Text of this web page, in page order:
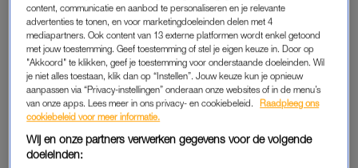
Centrum voor Weersverwachtingen op Middellange Termijn
(ECMWF) krijgt het land volgende week te maken met een
forse sneeuwstoring. Met name het noorden van het land
maakt daar kans op, in het zuiden zou het gaan om enkele
centimeters.
Of het ook daadwerkelijk gaat gebeuren, moeten we nog wel
even afwachten.Weersmodellenzijn niet altijd even
nauwkeurig, met name als de voorspelde datum verder in de
content, communicatie en aanbod te personaliseren en je relevante
advertenties te tonen, en voor marketingdoeleinden delen met 4
mediapartners. Ook content van 13 externe platformen wordt enkel getoond
met jouw toestemming. Geef toestemming of stel je eigen keuze in. Door op
"Akkoord" te klikken, geef je toestemming voor onderstaande doeleinden. Wil
je niet alles toestaan, klik dan op “Instellen”. Jouw keuze kun je opnieuw
aanpassen via “Privacy-instellingen” onderaan onze websites of in de menu’s
van onze apps. Lees meer in ons privacy- en cookiebeleid.
Raadpleeg ons
cookiebeleid voor meer informatie.
Wij en onze partners verwerken gegevens voor de volgende
doeleinden: